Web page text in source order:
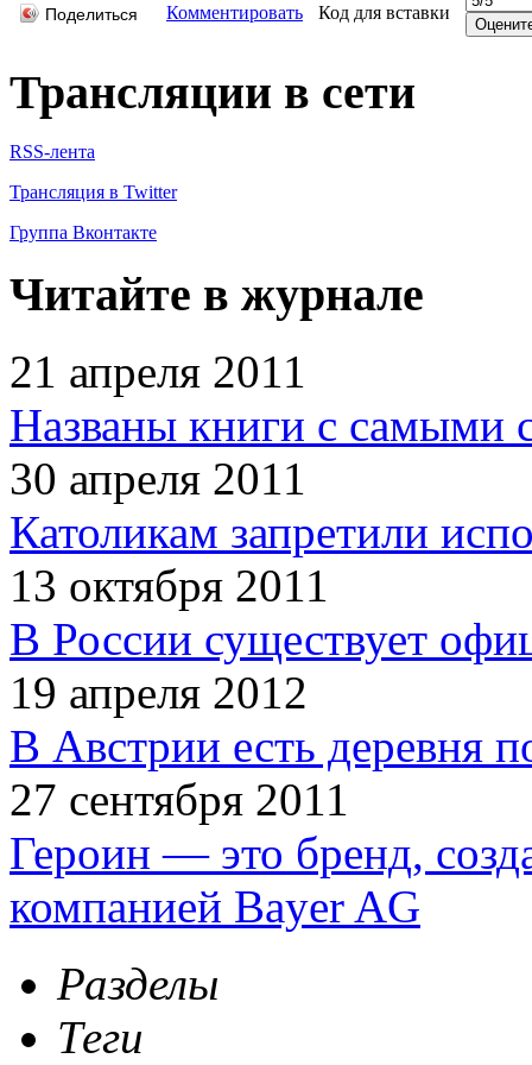
Поделиться Комментировать Код для вставки
Трансляции в сети
RSS-лента
Трансляция в Twitter
Группа Вконтакте
Читайте в журнале
21 апреля 2011
Названы книги с самыми
30 апреля 2011
Католикам запретили
13 октября 2011
В России существует
19 апреля 2012
В Австрии есть деревня
27 сентября 2011
Героин — это бренд,
компанией Bayer AG
Разделы
Теги